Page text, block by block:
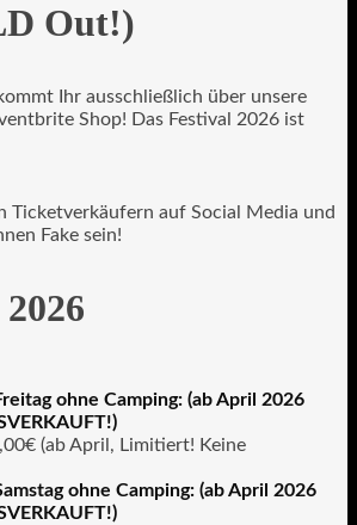
Out!)
Ihr ausschließlich über unsere
Shop! Das Festival 2026 ist
Ticketverkäufern auf Social Media und
Fake sein!
ohne Camping: (ab April 2026
(ab April, Limitiert! Keine
ohne Camping: (ab April 2026